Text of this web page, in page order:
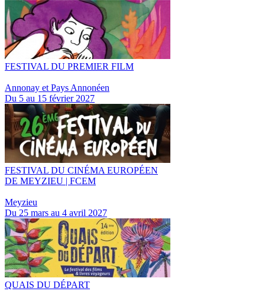
FESTIVAL DU PREMIER FILM
Annonay et Pays Annonéen
Du 5 au 15 février 2027
FESTIVAL DU CINÉMA EUROPÉEN
DE MEYZIEU | FCEM
Meyzieu
Du 25 mars au 4 avril 2027
QUAIS DU DÉPART